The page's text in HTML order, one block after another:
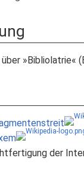
»Bibliolatrie«
der